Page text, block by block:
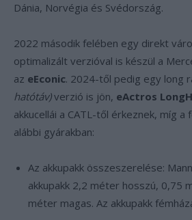
Dánia, Norvégia és Svédország.
2022 második felében egy direkt
optimalizált verzióval is készül a
az eEconic. 2024-től pedig egy long
hatótáv)verzió is jön, eActros
akkucellái a CATL-től érkeznek, míg
alábbi gyárakban:
Az akkupakk összeszerelése:
akkupakk 2,2 méter hosszú, 0,75
méter magas. Az akkupakk